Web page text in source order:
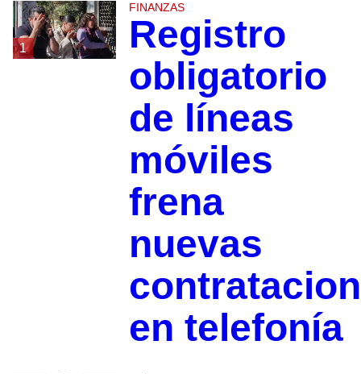
1
FINANZAS
Registro
obligatorio
de líneas
móviles
frena
nuevas
en telefonía